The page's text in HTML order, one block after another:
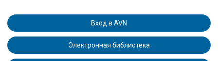
Вход в AVN
Электронная библиотека